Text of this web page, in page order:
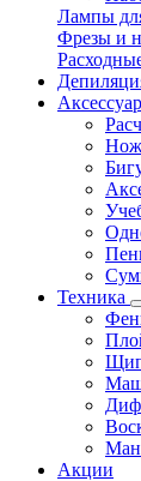
Лампы
Фрезы и
Техника
Акции